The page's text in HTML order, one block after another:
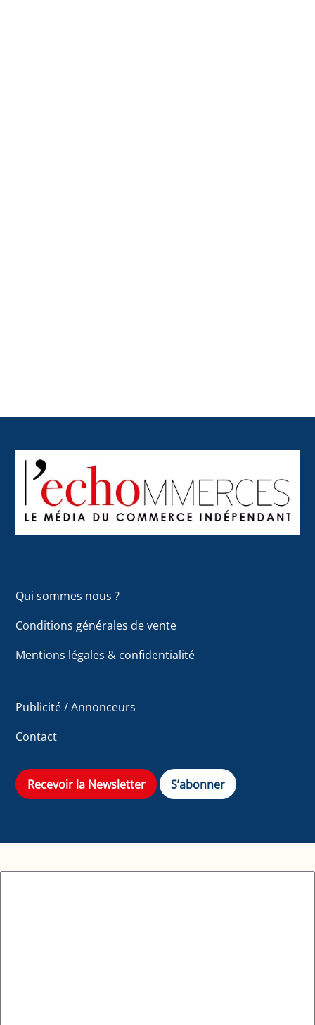
To
Top
Qui sommes nous ?
Conditions générales de vente
Mentions légales & confidentialité
Publicité / Annonceurs
Contact
Recevoir la Newsletter S’abonner